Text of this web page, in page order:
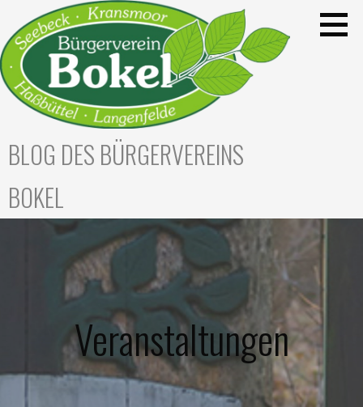
Inhalt
springen
BLOG DES BÜRGERVEREINS
BOKEL
Veranstaltungen